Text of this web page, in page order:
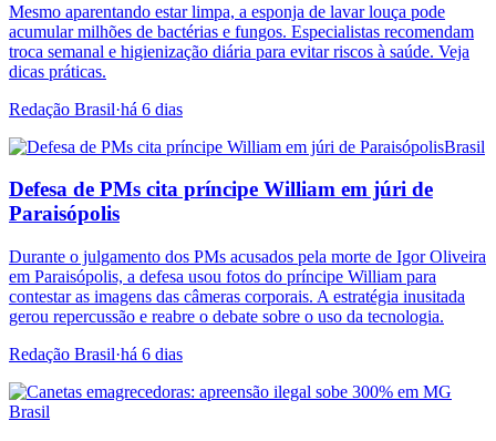
Mesmo aparentando estar limpa, a esponja de lavar louça pode
acumular milhões de bactérias e fungos. Especialistas recomendam
troca semanal e higienização diária para evitar riscos à saúde. Veja
dicas práticas.
Redação Brasil·há 6 dias
Brasil
Defesa de PMs cita príncipe William em júri de
Paraisópolis
Durante o julgamento dos PMs acusados pela morte de Igor Oliveira
em Paraisópolis, a defesa usou fotos do príncipe William para
contestar as imagens das câmeras corporais. A estratégia inusitada
gerou repercussão e reabre o debate sobre o uso da tecnologia.
Redação Brasil·há 6 dias
Brasil